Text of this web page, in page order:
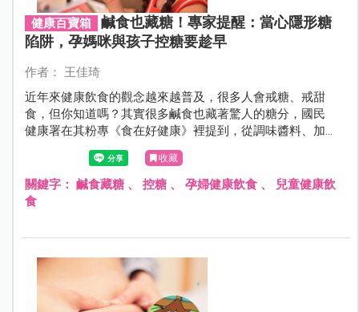
健康百寶箱
鹹食也藏糖！專家提醒：當心隱形糖
陷阱，孕媽咪與孩子控糖要趁早
作者： 王佳琦
近年來健康飲食的觀念越來越普及，很多人會戒糖、戒甜
食，但你知道嗎？其實很多鹹食也藏著驚人的糖分，國民
健康署在其粉專《食在好健康》裡提到，從調味醬料、加
工食品到餐桌上的各式料理，都有「隱藏糖風險」喔！
收藏
關鍵字： 鹹食藏糖、 控糖、 孕婦健康飲食、
兒童健康飲
食